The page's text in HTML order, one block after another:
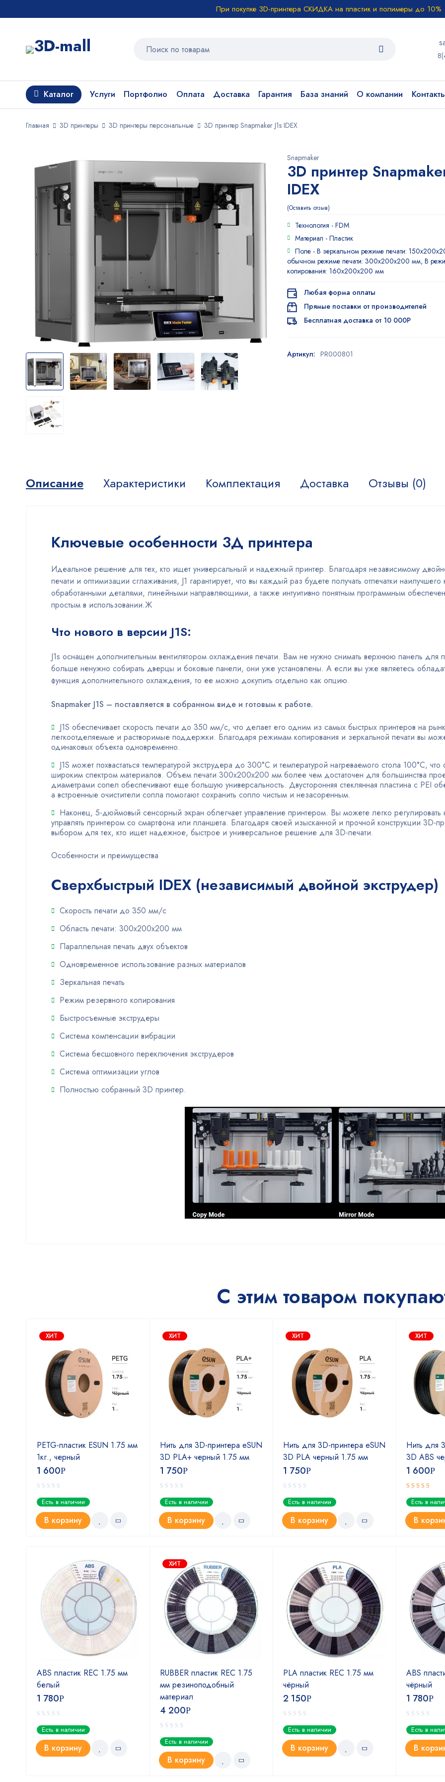
При покупке 3D-принтера СКИДКА на пластик и полимеры до 10%
Каталог Услуги Портфолио Оплата Доставка Гарантия База знаний О компании
Главная 3D принтеры 3D принтеры персональные 3D принтер Snapmaker J1s IDEX
Snapmaker
3D принтер
IDEX
Оставить отзыв
Технология - FDM
Материал - Пластик
Поле - В зеркальном режиме печати:
обычном режиме печати: 300х200х200 мм, В
копирования: 160x200x200 мм
Любая форма оплаты
Прямые поставки от производителей
Бесплатная доставка от 10 000Р
Артикул: PR000801
Описание Характеристики Комплектация Доставка Отзывы (0)
Ключевые особенности 3Д принтера
Идеальное решение для тех, кто ищет универсальный и надежный принтер. Благодаря независимому
печати и оптимизации сглаживания, J1 гарантирует, что вы каждый раз будете получать отпечатки
обработанными деталями, линейными направляющими, а также интуитивно понятным программным
простым в использовании.Ж
Что нового в версии J1S:
J1s оснащен дополнительным вентилятором охлаждения печати. Вам не нужно снимать верхнюю панель для
больше ненужно собирать дверцы и боковые панели, они уже установлены. А если вы уже являетесь
функция дополнительного охлаждения, то ее можно докупить отдельно как опцию.
Snapmaker J1S – поставляется в собранном виде и готовым к работе.
J1S обеспечивает скорость печати до 350 мм/с, что делает его одним из самых быстрых принтеров на
легкоотделяемые и растворимые поддержки. Благодаря режимам копирования и зеркальной печати вы
одинаковых объекта одновременно.
J1S может похвастаться температурой экструдера до 300°C и температурой нагреваемого стола 100°C,
широким спектром материалов. Объем печати 300х200х200 мм более чем достаточен для большинства
диаметрами сопел обеспечивают еще большую универсальность. Двусторонняя стеклянная пластина с PEI
а встроенные очистители сопла помогают сохранить сопло чистым и незасоренным.
Наконец, 5-дюймовый сенсорный экран облегчает управление принтером. Вы можете легко
управлять принтером со смартфона или планшета. Благодаря своей изысканной и прочной конструкции 3D-
выбором для тех, кто ищет надежное, быстрое и универсальное решение для 3D-печати.
Особенности и преимущества
Сверхбыстрый IDEX (независимый двойной экструдер)
Скорость печати до 350 мм/с
Область печати: 300х200х200 мм
Параллельная печать двух объектов
Одновременное использование разных материалов
Зеркальная печать
Режим резервного копирования
Быстросъемные экструдеры
Система компенсации вибрации
Система бесшовного переключения экструдеров
Система оптимизации углов
Полностью собранный 3D принтер.
С этим товаром
ХИТ
PETG-пластик ESUN 1.75 мм
1кг., черный
1 600Р
Есть в наличии
В корзину
ХИТ
Нить для 3D-принтера eSUN
3D PLA+ черный 1.75 мм
1 750Р
Есть в наличии
В корзину
ХИТ
Нить для 3D-принтера eSUN
3D PLA черный 1.75 мм
1 750Р
Есть в наличии
В корзину
ХИТ
Нить для
3D ABS
1 600Р
Оценка
5.00из 5
Есть в
В
ABS пластик REC 1.75 мм
белый
1 780Р
Есть в наличии
В корзину
ХИТ
RUBBER пластик REC 1.75
мм резиноподобный
материал
4 200Р
Есть в наличии
В корзину
PLA пластик REC 1.75 мм
чёрный
2 150Р
Есть в наличии
В корзину
ABS
чёрный
1 780Р
Есть в
В